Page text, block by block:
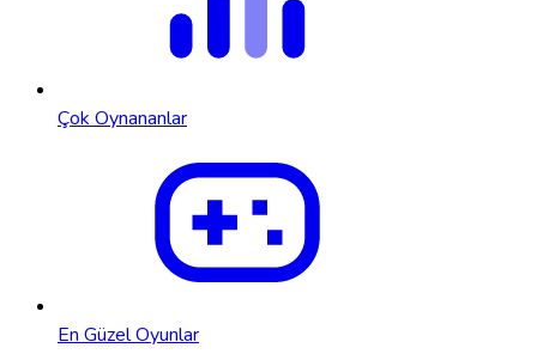
Çok Oynananlar
En Güzel Oyunlar